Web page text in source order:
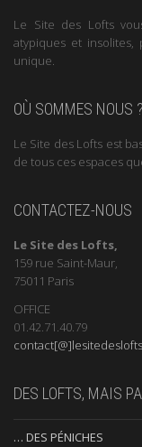
Le Site des Lofts
atypiques et insolites,
unique.
OÙ SOMMES NOUS ?
Le Site des Lofts est
de tous ces espaces
CONTACTEZ-NOUS
Le Site des Lofts,
159 rue Saint-Maur,
75011 Paris
OFFICE
01.42.71.40.79
DES LOFTS, MAIS
… DES PÉNICHES